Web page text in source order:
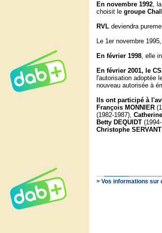
En novembre 1992,
choisit le groupe
RVL deviendra
Le 1er novembre
En février 1998, elle
En février 2001, le
l'autorisation adoptée
nouveau autorisée à
Ils ont participé à
François MONNIER
(1982-1987),
Betty DEQUIDT
Christophe SERVANT
> Vos informations sur